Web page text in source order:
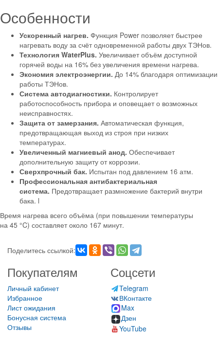
Особенности
Ускоренный нагрев. Функция Power позволяет быстрее
нагревать воду за счёт одновременной работы двух ТЭНов.
Технология WaterPlus. Увеличивает объём доступной
горячей воды на 16% без увеличения времени нагрева.
Экономия электроэнергии. До 14% благодаря оптимизации
работы ТЭНов.
Система автодиагностики. Контролирует
работоспособность прибора и оповещает о возможных
неисправностях.
Защита от замерзания. Автоматическая функция,
предотвращающая выход из строя при низких
температурах.
Увеличенный магниевый анод. Обеспечивает
дополнительную защиту от коррозии.
Сверхпрочный бак. Испытан под давлением 16 атм.
Профессиональная антибактериальная
система. Предотвращает размножение бактерий внутри
бака. l
Время нагрева всего объёма (при повышении температуры
на 45 °C) составляет около 167 минут.
Поделитесь ссылкой:
Покупателям
Личный кабинет
Избранное
Лист ожидания
Бонусная система
Отзывы
Соцсети
Telegram
ВКонтакте
Max
Дзен
YouTube